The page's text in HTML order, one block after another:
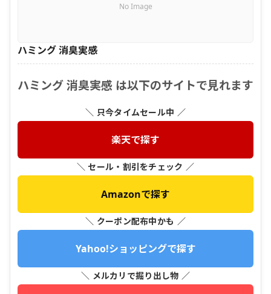
No Image
ハミング 消臭実感
ハミング 消臭実感 は以下のサイトで見れます
＼ 只今タイムセール中 ／
楽天で探す
＼ セール・割引をチェック ／
Amazonで探す
＼ クーポン配布中かも ／
Yahoo!ショッピングで探す
＼ メルカリで掘り出し物 ／